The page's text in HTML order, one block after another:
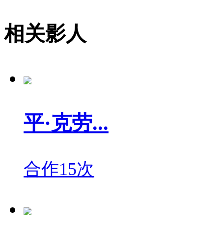
相关影人
平·克劳...
合作15次